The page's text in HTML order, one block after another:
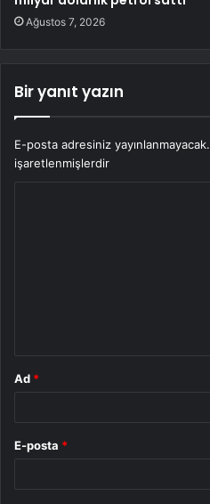
Ağustos 7, 2026
Bir yanıt yazın
E-posta adresiniz yayınlanmayacak.
işaretlenmişlerdir
Ad *
E-posta *